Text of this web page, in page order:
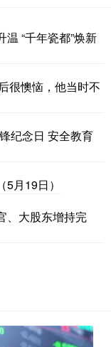
“千年瓷都”焕新
很懊恼，他当时不
纪念日 安全教育
月19日）
、大股东增持完